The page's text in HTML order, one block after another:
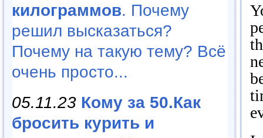
килограммов. Почему
решил высказаться?
Почему на такую тему? Всё
очень просто...
05.11.23 Кому за 50.Как
бросить курить и